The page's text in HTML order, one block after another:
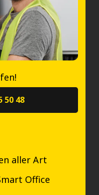
50 48
aller Art
Office